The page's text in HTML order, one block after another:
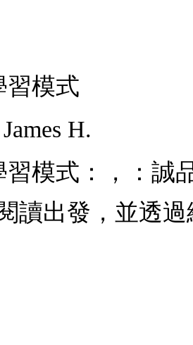
習模式
H.
模式：，：誠
讀出發，並透過